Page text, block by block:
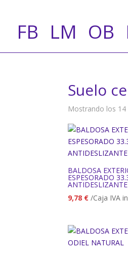
FB LM OB
Suelo
Mostrando los 14
BALDOSA
ESPESORADO
9,78 € /Caja IVA